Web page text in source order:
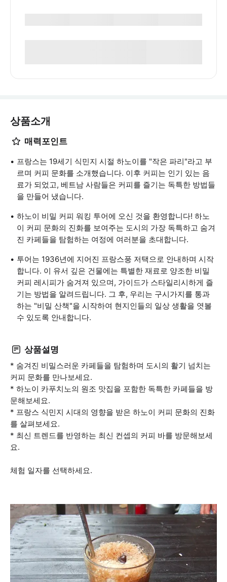
상품소개
매력포인트
프랑스는 19세기 식민지 시절 하노이를 "작은 파리"라고 부
르며 커피 문화를 소개했습니다. 이후 커피는 인기 있는 음
료가 되었고, 베트남 사람들은 커피를 즐기는 독특한 방법들
을 만들어 냈습니다.
하노이 비밀 커피 워킹 투어에 오신 것을 환영합니다! 하노
이 커피 문화의 진화를 보여주는 도시의 가장 독특하고 숨겨
진 카페들을 탐험하는 여정에 여러분을 초대합니다.
투어는 1936년에 지어진 프랑스풍 저택으로 안내하며 시작
합니다. 이 유서 깊은 건물에는 특별한 재료로 양조한 비밀
커피 레시피가 숨겨져 있으며, 가이드가 스타일리시하게 즐
기는 방법을 알려드립니다. 그 후, 우리는 구시가지를 통과
하는 "비밀 산책"을 시작하여 현지인들의 일상 생활을 엿볼
수 있도록 안내합니다.
상품설명
* 숨겨진 비밀스러운 카페들을 탐험하며 도시의 활기 넘치는
커피 문화를 만나보세요.
* 하노이 카푸치노의 원조 맛집을 포함한 독특한 카페들을 방
문해보세요.
* 프랑스 식민지 시대의 영향을 받은 하노이 커피 문화의 진화
를 살펴보세요.
* 최신 트렌드를 반영하는 최신 컨셉의 커피 바를 방문해보세
요.
체험 일자를 선택하세요.